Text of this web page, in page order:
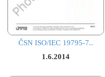
ČSN ISO/IEC 19795-7..
1.6.2014